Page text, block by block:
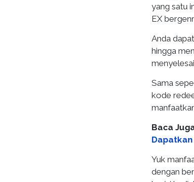
yang satu
EX
Anda
hingga
Sama
kode
Baca
Yuk
dengan